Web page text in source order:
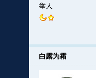
举人
白露为霜